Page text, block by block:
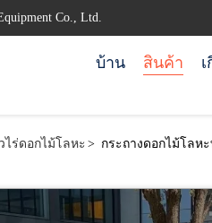
Co., Ltd.
บ้าน สินค้า
ไร่ดอกไม้โลหะ > กระถางดอกไม้โลห